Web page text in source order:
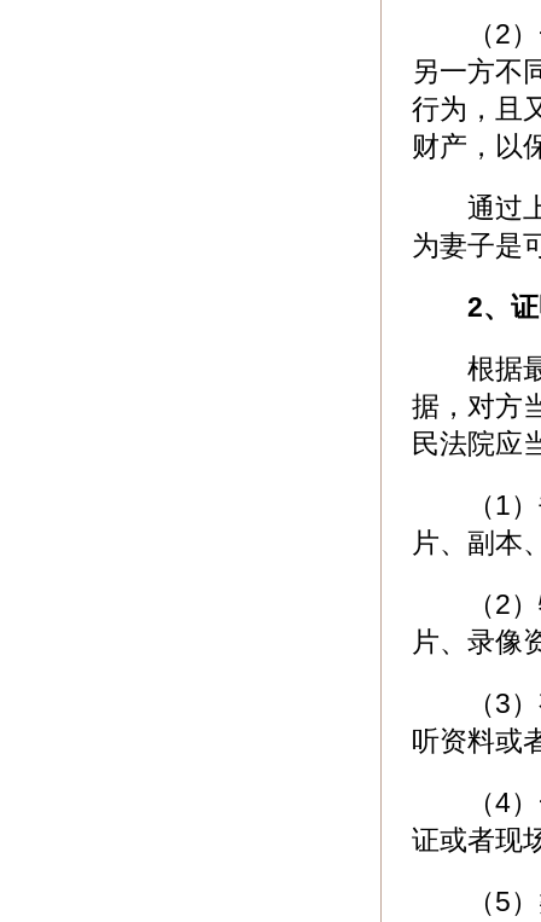
（2）一
另一方不
行为，且
财产，以
通过上
为妻子是
2、
根据最
据，对方
民法院应
（1）书
片、副本
（2）物
片、录像
（3）有
听资料或
（4）一
证或者现
（5）类